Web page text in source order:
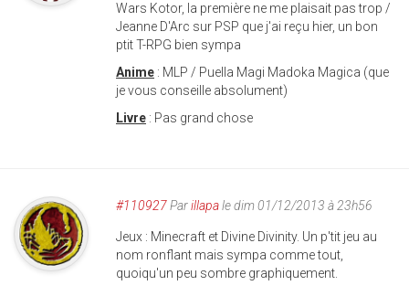
Wars Kotor, la première ne me plaisait pas trop /
Jeanne D'Arc sur PSP que j'ai reçu hier, un bon
ptit T-RPG bien sympa
Anime : MLP / Puella Magi Madoka Magica (que
je vous conseille absolument)
Livre : Pas grand chose
#110927Parillapale dim 01/12/2013 à 23h56
Jeux : Minecraft et Divine Divinity. Un p'tit jeu au
nom ronflant mais sympa comme tout,
quoiqu'un peu sombre graphiquement.